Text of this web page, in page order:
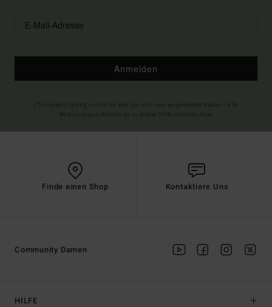
Anmelden
Finde einen Shop Kontaktiere Uns
HILFE
Community Damen